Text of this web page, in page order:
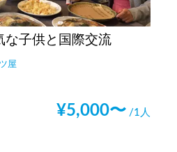
な子供と国際交流
屋
¥5,000〜 /1人